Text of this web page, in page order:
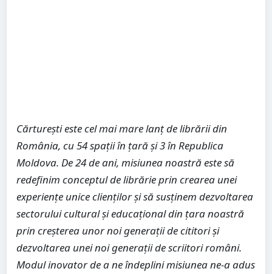
Cărturești este cel mai mare lanț de librării din
România, cu 54 spații în țară și 3 în Republica
Moldova. De 24 de ani, misiunea noastră este să
redefinim conceptul de librărie prin crearea unei
experiențe unice clienților și să susținem dezvoltarea
sectorului cultural și educațional din țara noastră
prin creșterea unor noi generații de cititori și
dezvoltarea unei noi generații de scriitori români.
Modul inovator de a ne îndeplini misiunea ne-a adus